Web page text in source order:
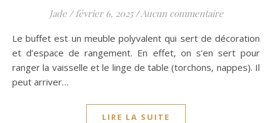
Jade / février 6, 2025 /Aucun commentaire
Le buffet est un meuble polyvalent qui sert de décoration
et d’espace de rangement. En effet, on s’en sert pour
ranger la vaisselle et le linge de table (torchons, nappes). Il
peut arriver…
LIRE LA SUITE